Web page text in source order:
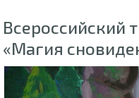
Всероссийский
«Магия